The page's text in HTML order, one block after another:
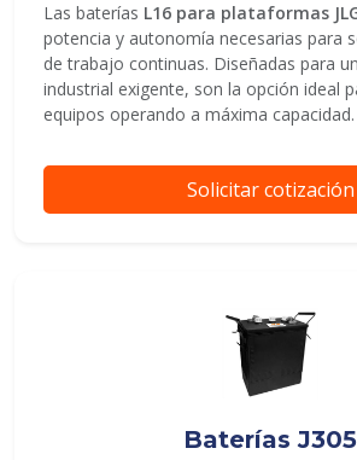
Las baterías L16 para plataformas
potencia y autonomía necesarias para
de trabajo continuas. Diseñadas para
industrial exigente, son la opción ideal
equipos operando a máxima capacidad.
Solicitar cotización
Baterías J305